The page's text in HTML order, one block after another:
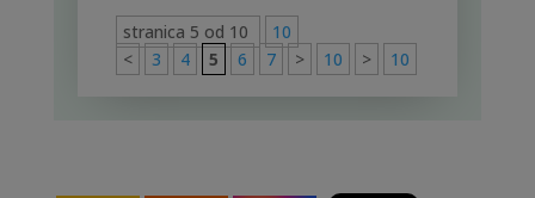
stranica 5 od 10
10
<
3 4 5 6 7 > 10 > 10